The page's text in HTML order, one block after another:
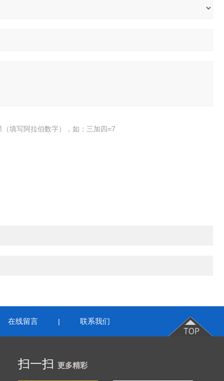
填写阿拉伯数字），如：三加四=7
在线留言 | 联系我们
扫一扫 更多精彩